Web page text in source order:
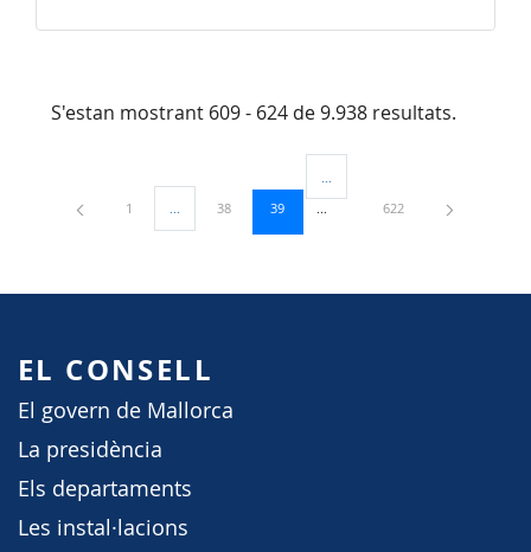
S'estan mostrant 609 - 624 de 9.938 resultats.
Pàgina
1 ...Pàgines intermèdies Utilitzeu TAB per navegar.
Pàgina
38 Pàgina
39
Pàgines intermèdies Utilitzeu
Pàgina
622
EL CONSELL
El govern de Mallorca
La presidència
Els departaments
Les instal·lacions